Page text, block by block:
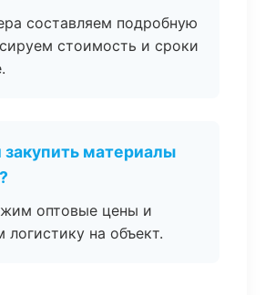
составляем подробную
стоимость и сроки
материалы
оптовые цены и
логистику на объект.